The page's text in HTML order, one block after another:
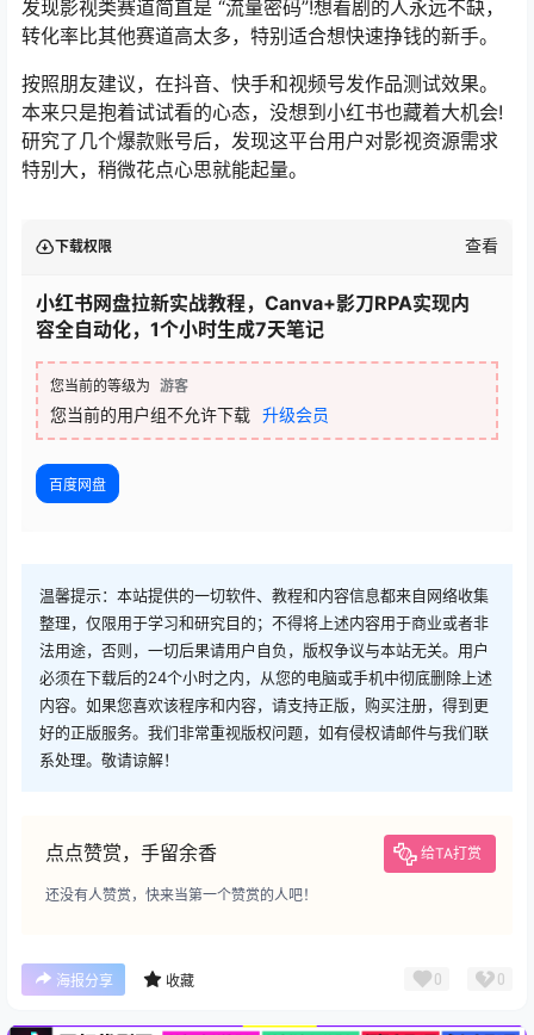
发现影视类赛道简直是 “流量密码”!想看剧的人永远不缺，
转化率比其他赛道高太多，特别适合想快速挣钱的新手。​
按照朋友建议，在抖音、快手和视频号发作品测试效果。
本来只是抱着试试看的心态，没想到小红书也藏着大机会!
研究了几个爆款账号后，发现这平台用户对影视资源需求
特别大，稍微花点心思就能起量。
下载权限 查看
小红书网盘拉新实战教程，Canva+影刀RPA实现内
容全自动化，1个小时生成7天笔记
您当前的等级为 游客
您当前的用户组不允许下载 升级会员
百度网盘
温馨提示：本站提供的一切软件、教程和内容信息都来自网络收集
整理，仅限用于学习和研究目的；不得将上述内容用于商业或者非
法用途，否则，一切后果请用户自负，版权争议与本站无关。用户
必须在下载后的24个小时之内，从您的电脑或手机中彻底删除上述
内容。如果您喜欢该程序和内容，请支持正版，购买注册，得到更
好的正版服务。我们非常重视版权问题，如有侵权请邮件与我们联
系处理。敬请谅解！
点点赞赏，手留余香 给TA打赏
还没有人赞赏，快来当第一个赞赏的人吧！
海报分享 收藏 0 0
广告